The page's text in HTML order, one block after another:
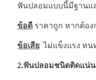
ฟันปลอมแบบนี้มีฐานแ
ข้อดี ราคาถูก หากต้อง
ข้อเสีย ไม่แข็งแรง ท
2.ฟันปลอมชนิดติดแน่น